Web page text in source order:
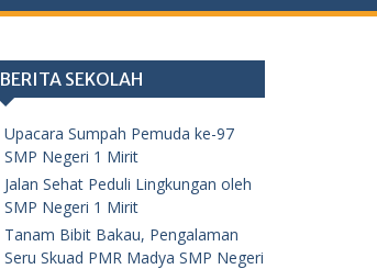
BERITA SEKOLAH
Upacara Sumpah Pemuda ke-97
SMP Negeri 1 Mirit
Jalan Sehat Peduli Lingkungan oleh
SMP Negeri 1 Mirit
Tanam Bibit Bakau, Pengalaman
Seru Skuad PMR Madya SMP Negeri